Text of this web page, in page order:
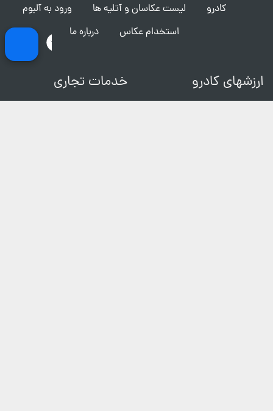
کادرو لیست عکاسان و آتلیه ها
ورود به آلبوم
استخدام عکاس
درباره ما
ارزشهای کادرو خدمات تجاری